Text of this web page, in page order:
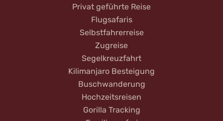
Privat geführte Reise
Flugsafaris
Selbstfahrerreise
Zugreise
Segelkreuzfahrt
Kilimanjaro Besteigung
Buschwanderung
Hochzeitsreisen
Gorilla Tracking